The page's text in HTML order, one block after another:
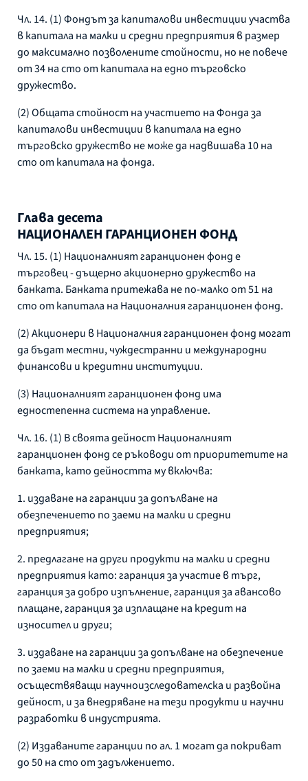
Чл. 14. (1) Фондът за капиталови инвестиции участва
в капитала на малки и средни предприятия в размер
до максимално позволените стойности, но не повече
от 34 на сто от капитала на едно търговско
дружество.
(2) Общата стойност на участието на Фонда за
капиталови инвестиции в капитала на едно
търговско дружество не може да надвишава 10 на
сто от капитала на фонда.
Глава десета
НАЦИОНАЛЕН ГАРАНЦИОНЕН ФОНД
Чл. 15. (1) Националният гаранционен фонд е
търговец - дъщерно акционерно дружество на
банката. Банката притежава не по-малко от 51 на
сто от капитала на Националния гаранционен фонд.
(2) Акционери в Националния гаранционен фонд могат
да бъдат местни, чуждестранни и международни
финансови и кредитни институции.
(3) Националният гаранционен фонд има
едностепенна система на управление.
Чл. 16. (1) В своята дейност Националният
гаранционен фонд се ръководи от приоритетите на
банката, като дейността му включва:
1. издаване на гаранции за допълване на
обезпечението по заеми на малки и средни
предприятия;
2. предлагане на други продукти на малки и средни
предприятия като: гаранция за участие в търг,
гаранция за добро изпълнение, гаранция за авансово
плащане, гаранция за изплащане на кредит на
износител и други;
3. издаване на гаранции за допълване на обезпечение
по заеми на малки и средни предприятия,
осъществяващи научноизследователска и развойна
дейност, и за внедряване на тези продукти и научни
разработки в индустрията.
(2) Издаваните гаранции по ал. 1 могат да покриват
до 50 на сто от задължението.